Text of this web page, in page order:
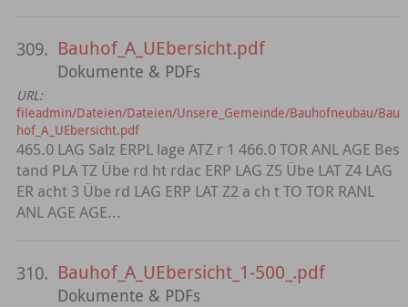
309. Bauhof_A_UEbersicht.pdf
Dokumente & PDFs
URL:
fileadmin/Dateien/Dateien/Unsere_Gemeinde/Bauhofneubau/Bau
hof_A_UEbersicht.pdf
465.0 LAG Salz ERPL lage ATZ r 1 466.0 TOR ANL AGE Bes
tand PLA TZ Übe rd ht rdac ERP LAG Z5 Übe LAT Z4 LAG
ER acht 3 Übe rd LAG ERP LAT Z2 a ch t TO TOR RANL
ANL AGE AGE...
310. Bauhof_A_UEbersicht_1-500_.pdf
Dokumente & PDFs